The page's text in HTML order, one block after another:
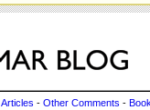
Articles - Other Comments -